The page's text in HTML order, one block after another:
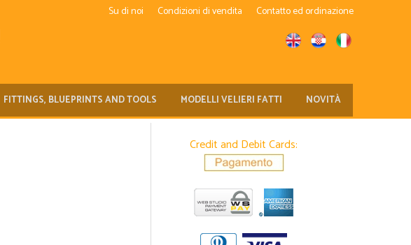
Su di noi Condizioni di vendita Contatto ed ordinazione
FITTINGS, BLUEPRINTS AND TOOLS MODELLI VELIERI FATTI NOVITÀ
Credit and Debit Cards: